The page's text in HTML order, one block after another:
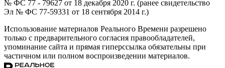
№ ФС 77 - 79627 от 18 декабря 2020 г. (ранее свидетельство
Эл № ФС 77-59331 от 18 сентября 2014 г.)
Использование материалов Реального Времени разрешено
только с предварительного согласия правообладателей,
упоминание сайта и прямая гиперссылка обязательны при
частичном или полном воспроизведении материалов.